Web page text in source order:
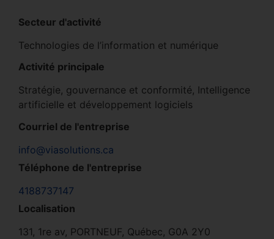
Secteur d'activité
Technologies de l’information et numérique
Activité principale
Stratégie, gouvernance et conformité, Intelligence
artificielle et développement logiciels
Courriel de l'entreprise
info@viasolutions.ca
Téléphone de l'entreprise
4188737147
Localisation
131, 1re av, PORTNEUF, Québec, G0A 2Y0